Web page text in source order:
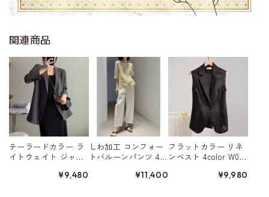
関連商品
テーラードカラー ラ
イトウェイト ジャ
¥9,480
しわ加工 コンフォー
トバルーンパンツ 4c
¥11,400
フラットカラー リネ
ンベスト 4color W015
¥9,980